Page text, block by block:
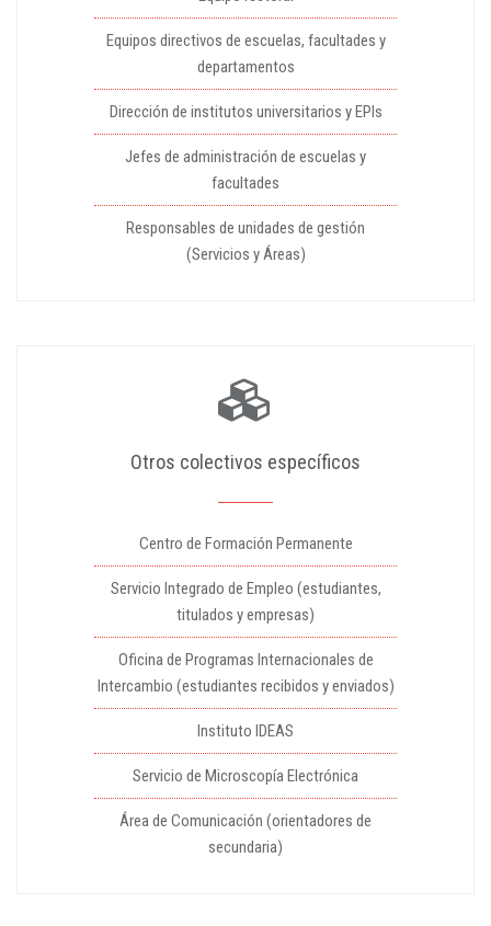
Equipos directivos de escuelas, facultades y
departamentos
Dirección de institutos universitarios y EPIs
Jefes de administración de escuelas y
facultades
Responsables de unidades de gestión
(Servicios y Áreas)
Otros colectivos específicos
Centro de Formación Permanente
Servicio Integrado de Empleo (estudiantes,
titulados y empresas)
Oficina de Programas Internacionales de
Intercambio (estudiantes recibidos y enviados)
Instituto IDEAS
Servicio de Microscopía Electrónica
Área de Comunicación (orientadores de
secundaria)